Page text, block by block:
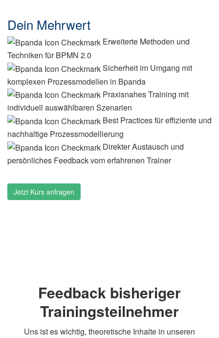
Dein Mehrwert
Erweiterte Methoden und
Techniken für BPMN 2.0
Sicherheit im Umgang mit
komplexen Prozessmodellen in Bpanda
Praxisnahes Training mit
individuell auswählbaren Szenarien
Best Practices für effiziente und
nachhaltige Prozessmodellierung
Direkter Austausch und
persönliches Feedback vom erfahrenen Trainer
Jetzt Kurs anfragen
Feedback bisheriger
Trainingsteilnehmer
Uns ist es wichtig, theoretische Inhalte in unseren